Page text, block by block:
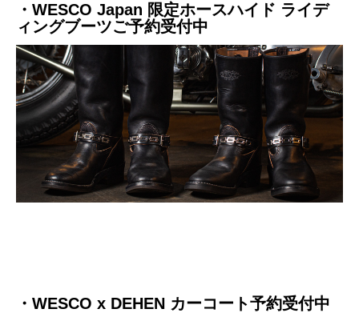
・WESCO Japan 限定ホースハイド ライデ
ィングブーツご予約受付中
・WESCO x DEHEN カーコート予約受付中